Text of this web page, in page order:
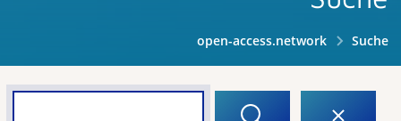
open-access.network Suche